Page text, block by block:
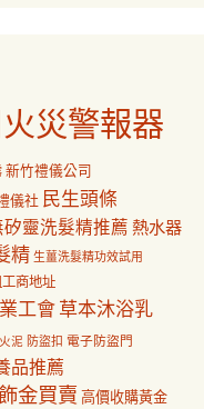
災警報器
新竹禮儀公司
儀社 民生頭條
矽靈洗髮精推薦 熱水器
精 生薑洗髮精功效試用
商地址
工會草本沐浴乳
泥 防盜扣 電子防盜門
品推薦
金買賣 高價收購黃金